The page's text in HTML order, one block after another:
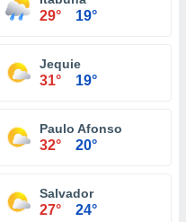
29° 19°
Jequie
31° 19°
Paulo Afonso
32° 20°
Salvador
27° 24°